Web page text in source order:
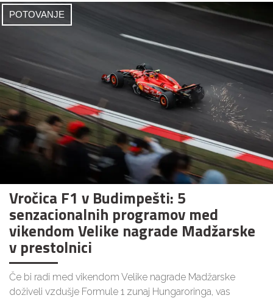
POTOVANJE
Vročica F1 v Budimpešti: 5
senzacionalnih programov med
vikendom Velike nagrade Madžarske
v prestolnici
Če bi radi med vikendom Velike nagrade Madžarske
doživeli vzdušje Formule 1 zunaj Hungaroringa, vas